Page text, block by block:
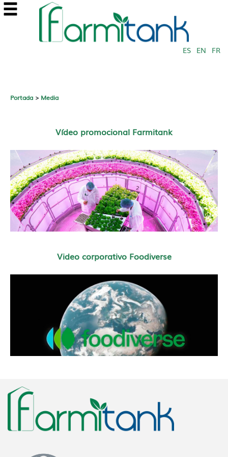
ES EN FR
Portada > Media
Vídeo promocional Farmitank
Video corporativo Foodiverse